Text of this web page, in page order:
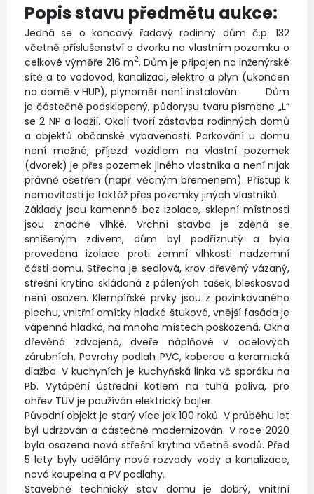
Popis stavu předmětu aukce:
Jedná se o koncový řadový rodinný dům č.p. 132
včetně příslušenství a dvorku na vlastním pozemku o
celkové výměře 216 m2. Dům je připojen na inženýrské
sítě a to vodovod, kanalizaci, elektro a plyn (ukončen
na domě v HUP), plynoměr není instalován. Dům
je částečně podsklepený, půdorysu tvaru písmene „L“
se 2 NP a lodžií. Okolí tvoří zástavba rodinných domů
a objektů občanské vybavenosti. Parkování u domu
není možné, příjezd vozidlem na vlastní pozemek
(dvorek) je přes pozemek jiného vlastníka a není nijak
právně ošetřen (např. věcným břemenem). Přístup k
nemovitosti je taktéž přes pozemky jiných vlastníků.
Základy jsou kamenné bez izolace, sklepní místnosti
jsou značně vlhké. Vrchní stavba je zděná se
smíšeným zdivem, dům byl podříznutý a byla
provedena izolace proti zemní vlhkosti nadzemní
části domu. Střecha je sedlová, krov dřevěný vázaný,
střešní krytina skládaná z pálených tašek, bleskosvod
není osazen. Klempířské prvky jsou z pozinkovaného
plechu, vnitřní omítky hladké štukové, vnější fasáda je
vápenná hladká, na mnoha místech poškozená. Okna
dřevěná zdvojená, dveře náplňové v ocelových
zárubních. Povrchy podlah PVC, koberce a keramická
dlažba. V kuchyních je kuchyňská linka vč sporáku na
Pb. Vytápění ústřední kotlem na tuhá paliva, pro
ohřev TUV je používán elektrický bojler.
Původní objekt je starý více jak 100 roků. V průběhu let
byl udržován a částečně modernizován. V roce 2020
byla osazena nová střešní krytina včetně svodů. Před
5 lety byly udělány nové rozvody vody a kanalizace,
nová koupelna a PV podlahy.
Stavebně technický stav domu je dobrý, vnitřní